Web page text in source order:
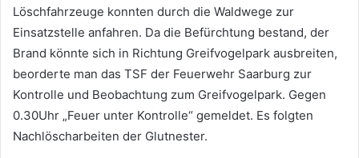
Löschfahrzeuge konnten durch die Waldwege zur
Einsatzstelle anfahren. Da die Befürchtung bestand, der
Brand könnte sich in Richtung Greifvogelpark ausbreiten,
beorderte man das TSF der Feuerwehr Saarburg zur
Kontrolle und Beobachtung zum Greifvogelpark. Gegen
0.30Uhr „Feuer unter Kontrolle“ gemeldet. Es folgten
Nachlöscharbeiten der Glutnester.